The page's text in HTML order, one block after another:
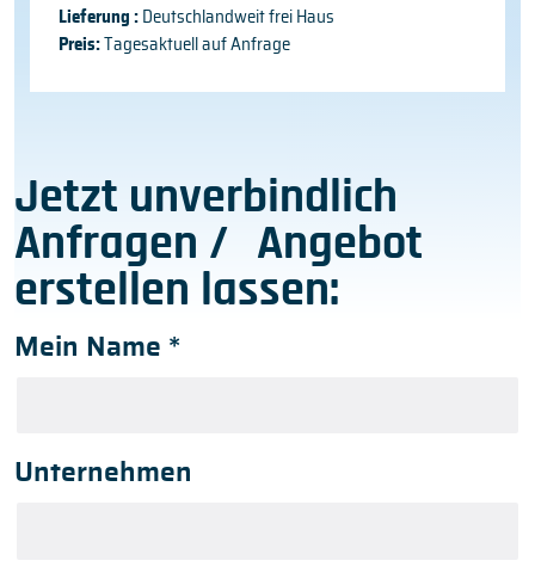
Lieferung : Deutschlandweit frei Haus
Preis:Tagesaktuell auf Anfrage
Jetzt unverbindlich
Anfragen / Angebot
erstellen lassen:
Mein Name *
Unternehmen